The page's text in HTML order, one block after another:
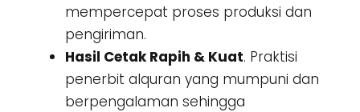
mempercepat proses produksi dan
pengiriman.
Hasil Cetak Rapih & Kuat. Praktisi
penerbit alquran yang mumpuni dan
berpengalaman sehingga